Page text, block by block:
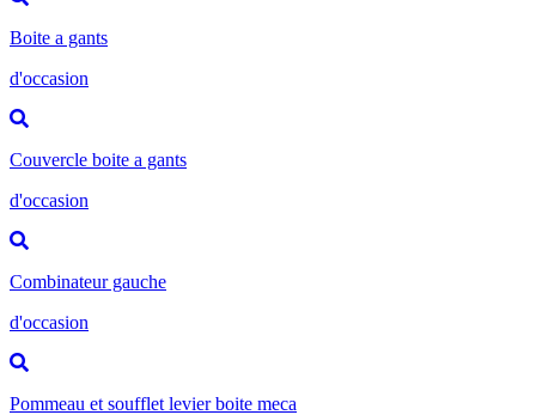
Boite a gants
d'occasion
Couvercle boite a gants
d'occasion
Combinateur gauche
d'occasion
Pommeau et soufflet levier boite meca